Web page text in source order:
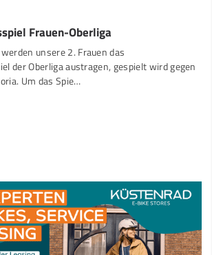
Frauen-Oberliga
unsere 2. Frauen das
der Oberliga austragen, gespielt wird gegen
Um das Spie…